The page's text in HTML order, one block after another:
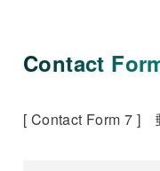
Contact
[ Contact Form 7 ]